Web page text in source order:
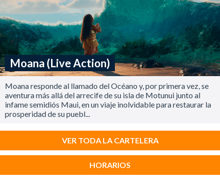
Moana (Live Action)
Moana responde al llamado del Océano y, por primera vez, se
aventura más allá del arrecife de su isla de Motunui junto al
infame semidiós Maui, en un viaje inolvidable para restaurar la
prosperidad de su puebl...
VER TODA LA CARTELERA
HORARIOS